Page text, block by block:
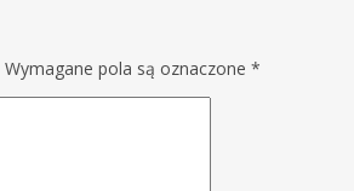
Wymagane pola są oznaczone*